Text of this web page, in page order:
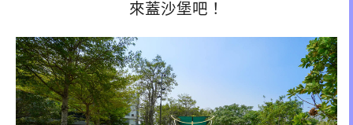
來蓋沙堡吧！